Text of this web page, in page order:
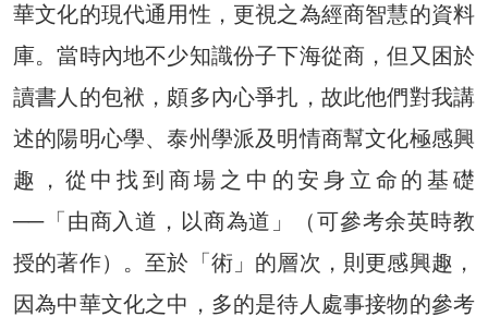
華文化的現代通用性，更視之為經商智慧的資料
庫。當時內地不少知識份子下海從商，但又困於
讀書人的包袱，頗多內心爭扎，故此他們對我講
述的陽明心學、泰州學派及明情商幫文化極感興
趣，從中找到商場之中的安身立命的基礎
──「由商入道，以商為道」（可參考余英時教
授的著作）。至於「術」的層次，則更感興趣，
因為中華文化之中，多的是待人處事接物的參考